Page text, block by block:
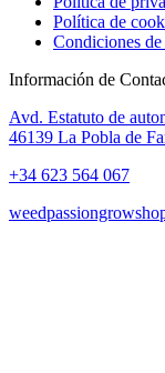
Política de
Condiciones de
Información de
Avd. Estatuto de
46139 La Pobla de
+34 623 564 067